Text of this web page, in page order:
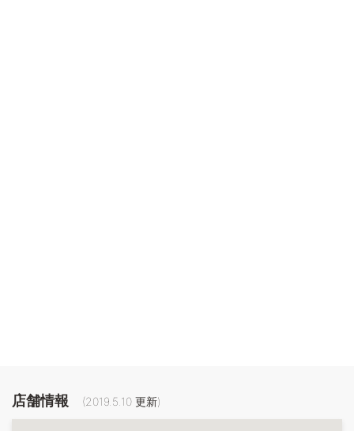
店舗情報 (2019.5.10 更新)